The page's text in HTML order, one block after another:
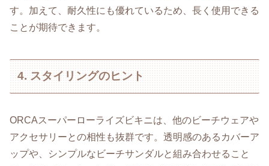
す。加えて、耐久性にも優れているため、長く使用できる
ことが期待できます。
4. スタイリングのヒント
ORCAスーパーローライズビキニは、他のビーチウェアや
アクセサリーとの相性も抜群です。透明感のあるカバーア
ップや、シンプルなビーチサンダルと組み合わせること